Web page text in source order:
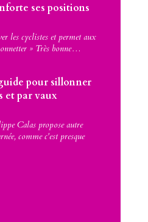
ses positions
les cyclistes et permet aux
» Très bonne…
pour sillonner
et par vaux
Calas propose autre
comme c'est presque